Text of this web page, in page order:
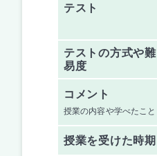
テスト
テストの方式や難
易度
コメント
授業の内容や学べたこと
授業を受けた時期